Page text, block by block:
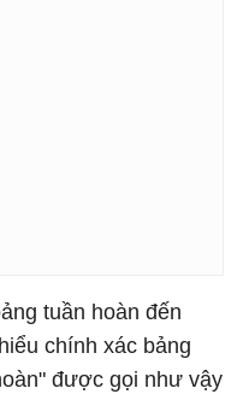
tuần hoàn đến
chính xác bảng
được gọi như vậy